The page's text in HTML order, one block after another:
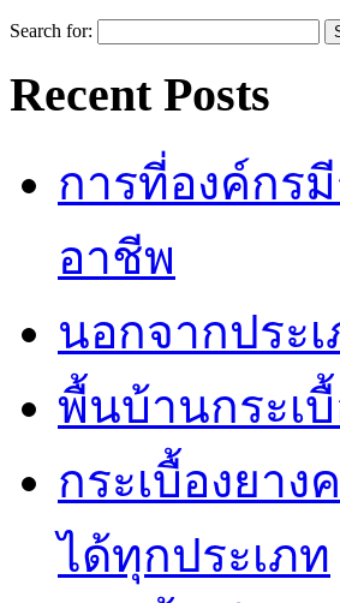
Search for:
Recent Posts
การที่องค์กร
อาชีพ
นอกจากประ
พื้นบ้านกระเ
กระเบื้องยา
ได้ทุกประเภท